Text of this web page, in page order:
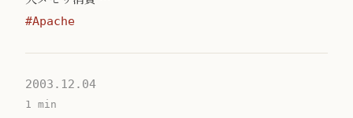
#Apache
2003.12.04
1 min